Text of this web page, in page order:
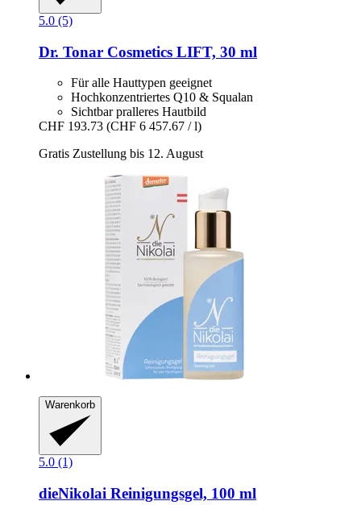
5.0 (5)
Dr. Tonar Cosmetics LIFT, 30 ml
Für alle Hauttypen geeignet
Hochkonzentriertes Q10 & Squalan
Sichtbar pralleres Hautbild
CHF 193.73 (CHF 6 457.67 / l)
Gratis Zustellung bis 12. August
Warenkorb
5.0 (1)
dieNikolai Reinigungsgel, 100 ml